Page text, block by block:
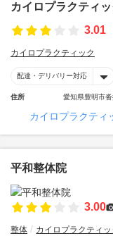
カイロプラクティ
3.01
カイロプラクティック
配達・デリバリー対応
住所 愛知県豊明市
カイロプラクティ
平和整体院
3.00
整体 カイロプラクティッ